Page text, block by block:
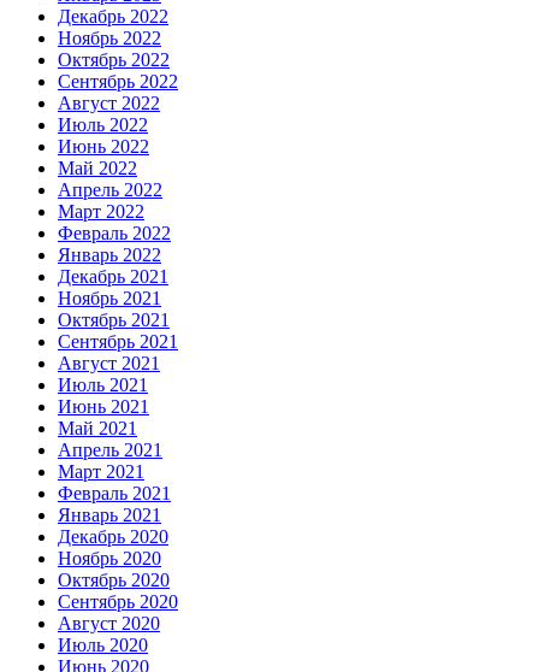
Декабрь 2022
Ноябрь 2022
Октябрь 2022
Сентябрь 2022
Август 2022
Июль 2022
Июнь 2022
Май 2022
Апрель 2022
Март 2022
Февраль 2022
Январь 2022
Декабрь 2021
Ноябрь 2021
Октябрь 2021
Сентябрь 2021
Август 2021
Июль 2021
Июнь 2021
Май 2021
Апрель 2021
Март 2021
Февраль 2021
Январь 2021
Декабрь 2020
Ноябрь 2020
Октябрь 2020
Сентябрь 2020
Август 2020
Июль 2020
Июнь 2020